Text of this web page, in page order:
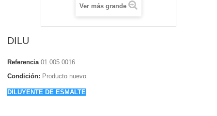
Ver más grande
DILU
Referencia 01.005.0016
Condición: Producto nuevo
DILUYENTE DE ESMALTE